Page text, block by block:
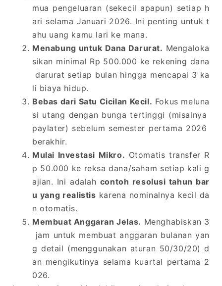
mua pengeluaran (sekecil apapun) setiap h
ari selama Januari 2026. Ini penting untuk t
ahu uang kamu lari ke mana.
Menabung untuk Dana Darurat. Mengaloka
sikan minimal Rp 500.000 ke rekening dana
darurat setiap bulan hingga mencapai 3 ka
li biaya hidup.
Bebas dari Satu Cicilan Kecil. Fokus meluna
si utang dengan bunga tertinggi (misalnya
paylater) sebelum semester pertama 2026
berakhir.
Mulai Investasi Mikro. Otomatis transfer R
p 50.000 ke reksa dana/saham setiap kali g
ajian. Ini adalah contoh resolusi tahun bar
u yang realistis karena nominalnya kecil da
n otomatis.
Membuat Anggaran Jelas. Menghabiskan 3
jam untuk membuat anggaran bulanan yan
g detail (menggunakan aturan 50/30/20) d
an mengikutinya selama kuartal pertama 2
026.